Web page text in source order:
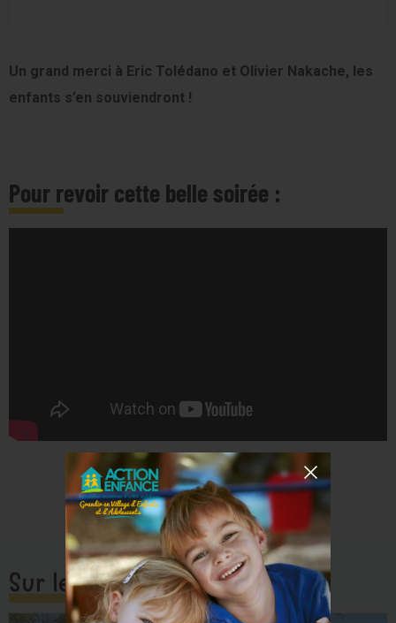
Un grand merci à Eric Tolédano et Olivier Nakache, les
enfants s’en souviendront !
Pour revoir cette belle soirée :
Sur le même sujet